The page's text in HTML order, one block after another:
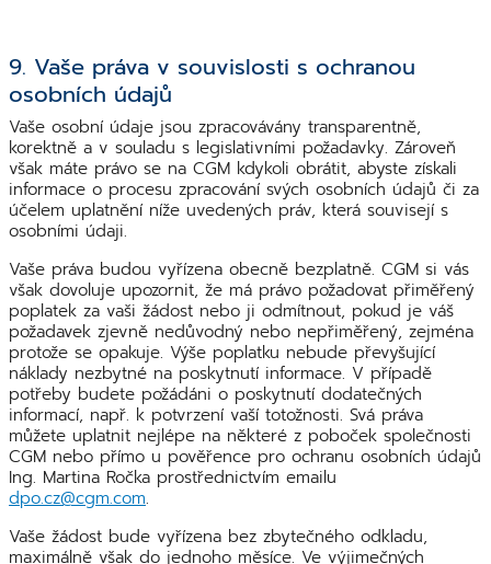
9. Vaše práva v souvislosti s ochranou
osobních údajů
Vaše osobní údaje jsou zpracovávány transparentně,
korektně a v souladu s legislativními požadavky. Zároveň
však máte právo se na CGM kdykoli obrátit, abyste získali
informace o procesu zpracování svých osobních údajů či za
účelem uplatnění níže uvedených práv, která souvisejí s
osobními údaji.
Vaše práva budou vyřízena obecně bezplatně. CGM si vás
však dovoluje upozornit, že má právo požadovat přiměřený
poplatek za vaši žádost nebo ji odmítnout, pokud je váš
požadavek zjevně nedůvodný nebo nepřiměřený, zejména
protože se opakuje. Výše poplatku nebude převyšující
náklady nezbytné na poskytnutí informace. V případě
potřeby budete požádáni o poskytnutí dodatečných
informací, např. k potvrzení vaší totožnosti. Svá práva
můžete uplatnit nejlépe na některé z poboček společnosti
CGM nebo přímo u pověřence pro ochranu osobních údajů
Ing. Martina Ročka prostřednictvím emailu
dpo.cz@cgm.com.
Vaše žádost bude vyřízena bez zbytečného odkladu,
maximálně však do jednoho měsíce. Ve výjimečných